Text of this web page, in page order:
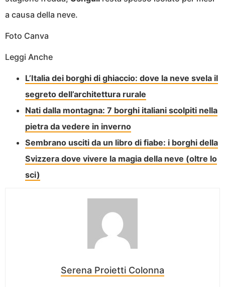
a causa della neve.
Foto Canva
Leggi Anche
L’Italia dei borghi di ghiaccio: dove la neve svela il
segreto dell’architettura rurale
Nati dalla montagna: 7 borghi italiani scolpiti nella
pietra da vedere in inverno
Sembrano usciti da un libro di fiabe: i borghi della
Svizzera dove vivere la magia della neve (oltre lo
sci)
Serena Proietti Colonna